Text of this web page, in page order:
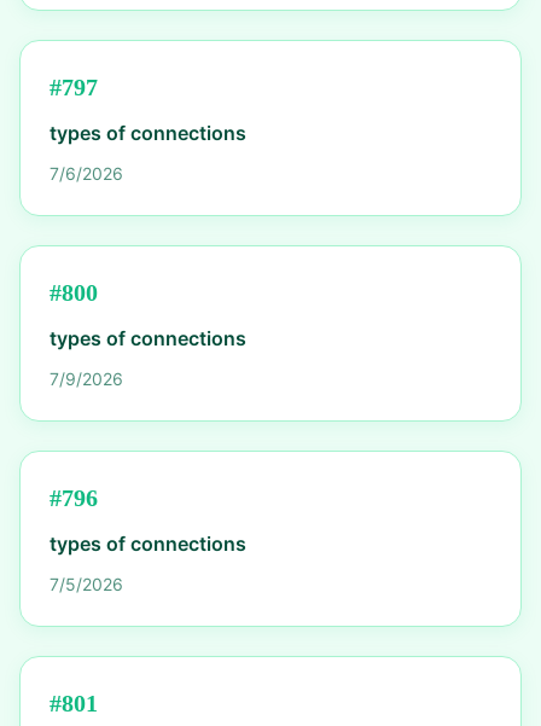
#797
types of connections
7/6/2026
#800
types of connections
7/9/2026
#796
types of connections
7/5/2026
#801